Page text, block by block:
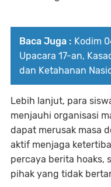
Baca Juga : Kodim
Upacara 17-an,
dan Ketahanan
Lebih lanjut, para
menjauhi organisasi
dapat merusak masa
aktif menjaga
percaya berita hoaks,
pihak yang tidak